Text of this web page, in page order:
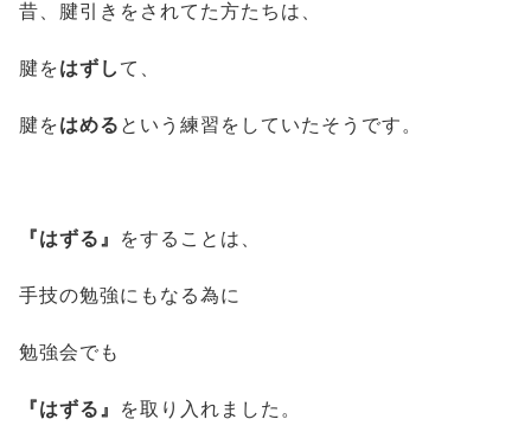
昔、腱引きをされてた方たちは、
腱をはずし て、
腱をはめる という練習をしていたそうです。
『はずる』 をすることは、
手技の勉強にもなる為に
勉強会でも
『はずる』 を取り入れました。